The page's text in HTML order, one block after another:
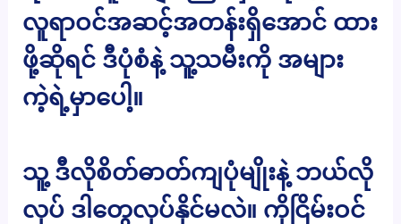
လူရာဝင်အဆင့်အတန်းရှိအောင် ထား
ဖို့ဆိုရင် ဒီပုံစံနဲ့ သူ့သမီးကို အများ
ကဲ့ရဲ့မှာပေါ့။
သူ့ ဒီလိုစိတ်ဓာတ်ကျပုံမျိုးနဲ့ ဘယ်လို
လုပ် ဒါတွေလုပ်နိုင်မလဲ။ ကိုငြိမ်းဝင်